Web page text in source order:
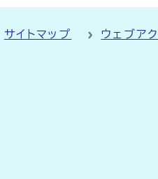
サイトマップ ウェブア